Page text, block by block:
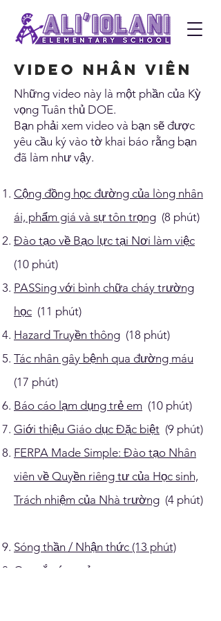
video nhân viên
Những video này là một phần của Kỳ
vọng Tuân thủ DOE.
Bạn phải xem video và bạn sẽ được
yêu cầu ký vào tờ khai báo rằng bạn
đã làm như vậy.
Cộng đồng học đường của lòng nhân
ái, phẩm giá và sự tôn trọng (8 phút)
Đào tạo về Bạo lực tại Nơi làm việc
(10 phút)
PASSing với bình chữa cháy trường
học (11 phút)
Hazard Truyền thông (18 phút)
Tác nhân gây bệnh qua đường máu
(17 phút)
Báo cáo lạm dụng trẻ em (10 phút)
Giới thiệu Giáo dục Đặc biệt (9 phút)
FERPA Made Simple: Đào tạo Nhân
viên về Quyền riêng tư của Học sinh,
Trách nhiệm của Nhà trường (4 phút)
Sóng thần / Nhận thức (13 phút)
Quy tắc ứng xử